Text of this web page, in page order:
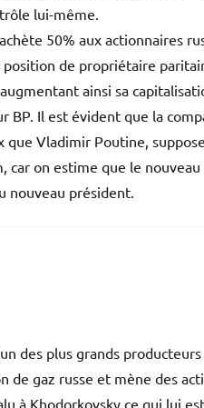
lui-même.
50% aux actionnaires
position de propriétaire
ainsi sa
BP. Il est évident que la
Vladimir Poutine,
on estime que le
nouveau président.
des plus grands
de gaz russe et mène des
à Khodorkovsky ce qui lui